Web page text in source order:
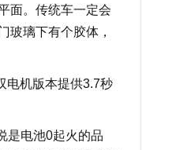
面。传统车一定会
玻璃下有个胶体，
机版本提供3.7秒
是电池0起火的品